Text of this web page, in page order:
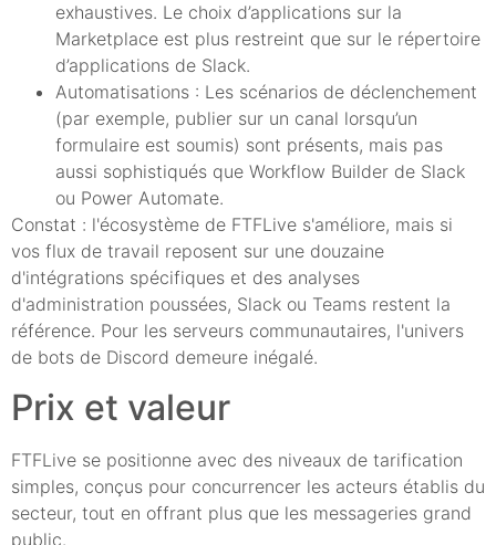
exhaustives. Le choix d’applications sur la
Marketplace est plus restreint que sur le répertoire
d’applications de Slack.
Automatisations : Les scénarios de déclenchement
(par exemple, publier sur un canal lorsqu’un
formulaire est soumis) sont présents, mais pas
aussi sophistiqués que Workflow Builder de Slack
ou Power Automate.
Constat : l'écosystème de FTFLive s'améliore, mais si
vos flux de travail reposent sur une douzaine
d'intégrations spécifiques et des analyses
d'administration poussées, Slack ou Teams restent la
référence. Pour les serveurs communautaires, l'univers
de bots de Discord demeure inégalé.
Prix et valeur
FTFLive se positionne avec des niveaux de tarification
simples, conçus pour concurrencer les acteurs établis du
secteur, tout en offrant plus que les messageries grand
public.